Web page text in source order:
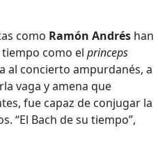
como Ramón Andrés han
como el princeps
al concierto ampurdanés, a
vaga y amena que
fue capaz de conjugar la
“El Bach de su tiempo”,